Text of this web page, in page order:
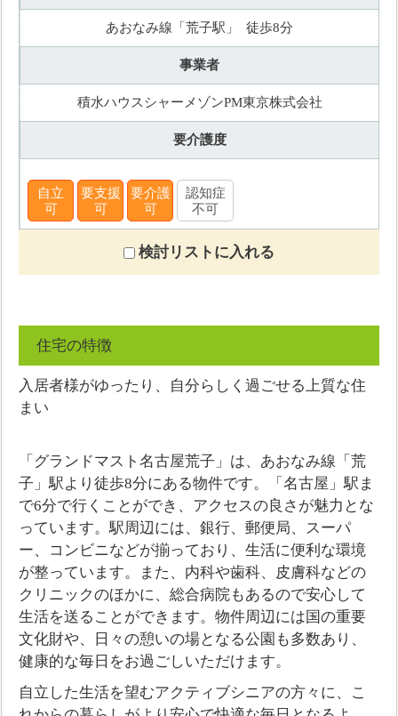
あおなみ線「荒子駅」 徒歩8分
事業者
積水ハウスシャーメゾンPM東京株式会社
要介護度
自立
可
要支援
可
要介護
可
認知症
不可
検討リストに入れる
住宅の特徴
入居者様がゆったり、自分らしく過ごせる上質な住
まい
「グランドマスト名古屋荒子」は、あおなみ線「荒
子」駅より徒歩8分にある物件です。「名古屋」駅ま
で6分で行くことができ、アクセスの良さが魅力とな
っています。駅周辺には、銀行、郵便局、スーパ
ー、コンビニなどが揃っており、生活に便利な環境
が整っています。また、内科や歯科、皮膚科などの
クリニックのほかに、総合病院もあるので安心して
生活を送ることができます。物件周辺には国の重要
文化財や、日々の憩いの場となる公園も多数あり、
健康的な毎日をお過ごしいただけます。
⾃⽴した⽣活を望むアクティブシニアの⽅々に、こ